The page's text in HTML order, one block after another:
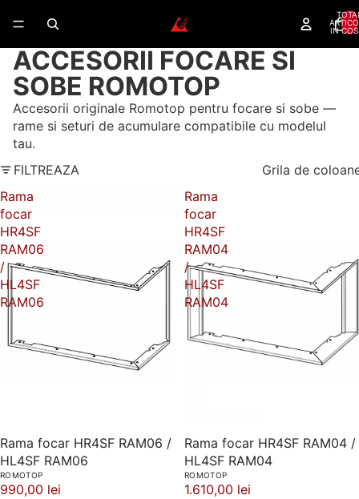
IN
ACCESORII FOCARE SI
SOBE ROMOTOP
Accesorii originale Romotop pentru focare si sobe —
rame si seturi de acumulare compatibile cu modelul
tau.
FILTREAZA
Grila de
Rama
focar
HR4SF
RAM06
/
HL4SF
RAM06
Rama focar HR4SF RAM06 /
HL4SF RAM06
ROMOTOP
990,00 lei
Rama
focar
HR4SF
RAM04
/
HL4SF
RAM04
Rama focar HR4SF RAM04 /
HL4SF RAM04
ROMOTOP
1.610,00 lei